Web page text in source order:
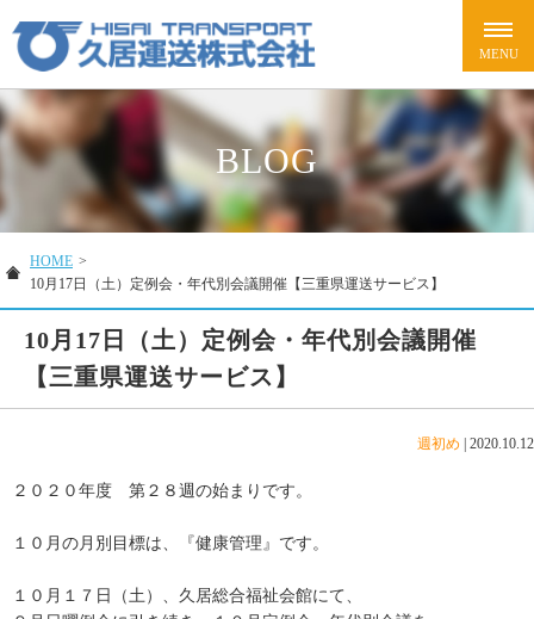
BLOG
HOME >
10月17日（土）定例会・年代別会議開催【三重県運送サービス】
10月17日（土）定例会・年代別会議開催
【三重県運送サービス】
週初め 2020.10.12
２０２０年度 第２８週の始まりです。
１０月の月別目標は、『健康管理』です。
１０月１７日（土）、久居総合福祉会館にて、